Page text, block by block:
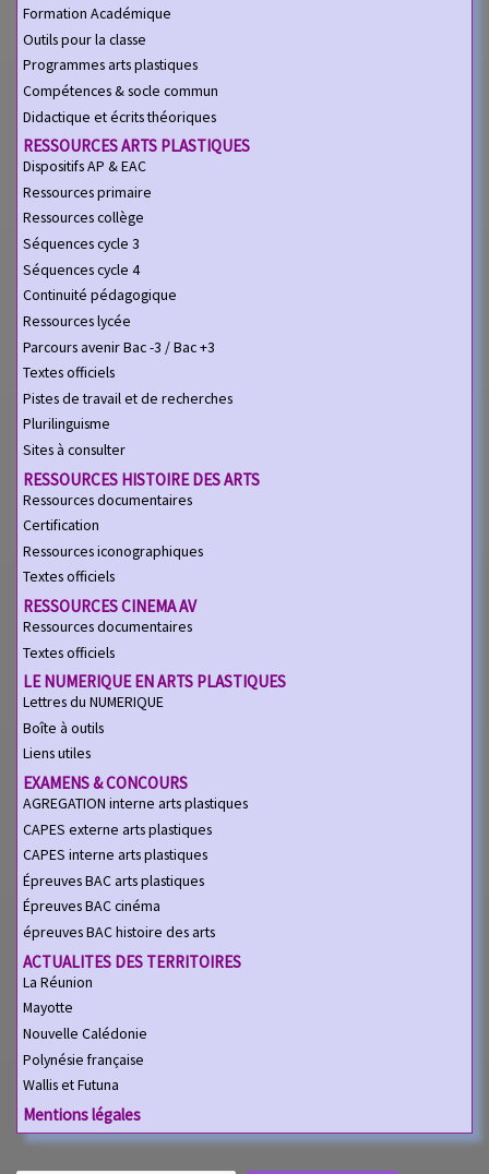
Formation Académique
Outils pour la classe
Programmes arts plastiques
Compétences & socle commun
Didactique et écrits théoriques
RESSOURCES ARTS PLASTIQUES
Dispositifs AP & EAC
Ressources primaire
Ressources collège
Séquences cycle 3
Séquences cycle 4
Continuité pédagogique
Ressources lycée
Parcours avenir Bac -3 / Bac +3
Textes officiels
Pistes de travail et de recherches
Plurilinguisme
Sites à consulter
RESSOURCES HISTOIRE DES ARTS
Ressources documentaires
Certification
Ressources iconographiques
Textes officiels
RESSOURCES CINEMA AV
Ressources documentaires
Textes officiels
LE NUMERIQUE EN ARTS PLASTIQUES
Lettres du NUMERIQUE
Boîte à outils
Liens utiles
EXAMENS & CONCOURS
AGREGATION interne arts plastiques
CAPES externe arts plastiques
CAPES interne arts plastiques
Épreuves BAC arts plastiques
Épreuves BAC cinéma
épreuves BAC histoire des arts
ACTUALITES DES TERRITOIRES
La Réunion
Mayotte
Nouvelle Calédonie
Polynésie française
Wallis et Futuna
Mentions légales